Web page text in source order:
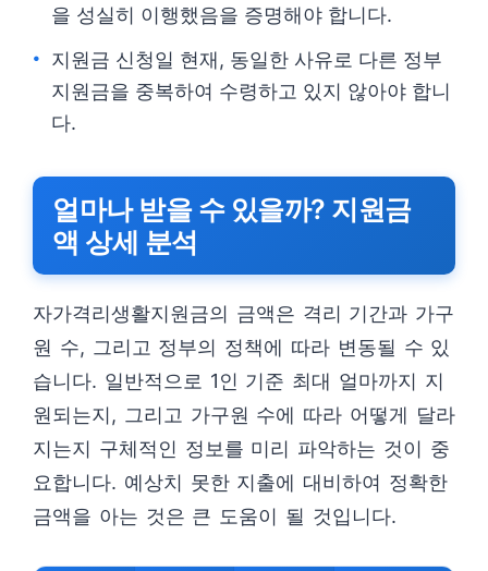
을 성실히 이행했음을 증명해야 합니다.
지원금 신청일 현재, 동일한 사유로 다른 정부
지원금을 중복하여 수령하고 있지 않아야 합니
다.
얼마나 받을 수 있을까? 지원금
액 상세 분석
자가격리생활지원금의 금액은 격리 기간과 가구
원 수, 그리고 정부의 정책에 따라 변동될 수 있
습니다. 일반적으로 1인 기준 최대 얼마까지 지
원되는지, 그리고 가구원 수에 따라 어떻게 달라
지는지 구체적인 정보를 미리 파악하는 것이 중
요합니다. 예상치 못한 지출에 대비하여 정확한
금액을 아는 것은 큰 도움이 될 것입니다.